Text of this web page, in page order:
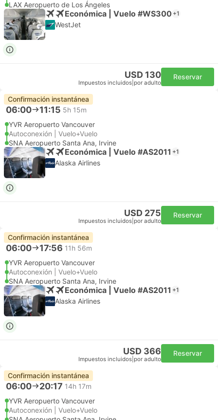
LAX Aeropuerto de Los Ángeles
Económica | Vuelo #WS300 +1
WestJet
USD 130
Impuestos incluidos por adulto
Reservar
Confirmación instantánea
06:00 11:15 5h 15m
YVR Aeropuerto Vancouver
Autoconexión | Vuelo+Vuelo
SNA Aeropuerto Santa Ana, Irvine
Económica | Vuelo #AS2011 +1
Alaska Airlines
USD 275
Impuestos incluidos por adulto
Reservar
Confirmación instantánea
06:00 17:56 11h 56m
YVR Aeropuerto Vancouver
Autoconexión | Vuelo+Vuelo
SNA Aeropuerto Santa Ana, Irvine
Económica | Vuelo #AS2011 +1
Alaska Airlines
USD 366
Impuestos incluidos por adulto
Reservar
Confirmación instantánea
06:00 20:17 14h 17m
YVR Aeropuerto Vancouver
Autoconexión | Vuelo+Vuelo